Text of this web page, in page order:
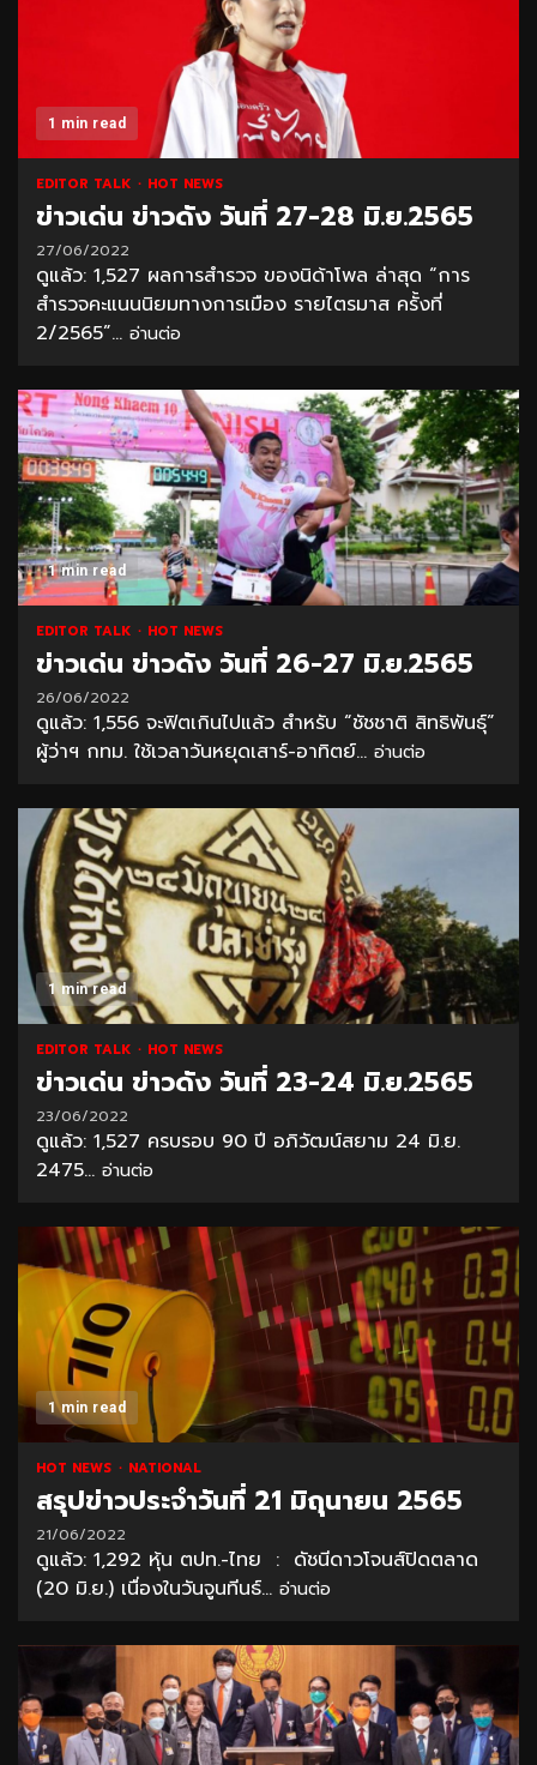
1 min read
EDITOR TALK HOT NEWS
ข่าวเด่น ข่าวดัง วันที่ 27-28 มิ.ย.2565
27/06/2022
ดูแล้ว: 1,527 ผลการสำรวจ ของนิด้าโพล ล่าสุด “การ
สำรวจคะแนนนิยมทางการเมือง รายไตรมาส ครั้งที่
2/2565”... อ่านต่อ
1 min read
EDITOR TALK HOT NEWS
ข่าวเด่น ข่าวดัง วันที่ 26-27 มิ.ย.2565
26/06/2022
ดูแล้ว: 1,556 จะฟิตเกินไปแล้ว สำหรับ “ชัชชาติ สิทธิพันธุ์”
ผู้ว่าฯ กทม. ใช้เวลาวันหยุดเสาร์-อาทิตย์... อ่านต่อ
1 min read
EDITOR TALK HOT NEWS
ข่าวเด่น ข่าวดัง วันที่ 23-24 มิ.ย.2565
23/06/2022
ดูแล้ว: 1,527 ครบรอบ 90 ปี อภิวัฒน์สยาม 24 มิ.ย.
2475... อ่านต่อ
1 min read
HOT NEWS NATIONAL
สรุปข่าวประจำวันที่ 21 มิถุนายน 2565
21/06/2022
ดูแล้ว: 1,292 หุ้น ตปท.-ไทย : ดัชนีดาวโจนส์ปิดตลาด
(20 มิ.ย.) เนื่องในวันจูนทีนธ์... อ่านต่อ